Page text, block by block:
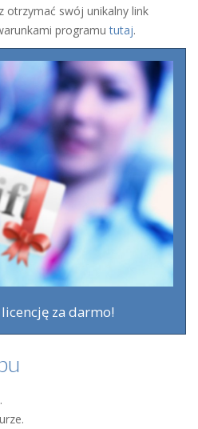
otrzymać swój unikalny link
programututaj.
za darmo!